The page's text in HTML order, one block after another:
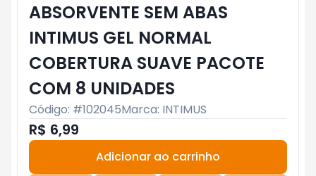
ABSORVENTE SEM ABAS
INTIMUS GEL NORMAL
COBERTURA SUAVE PACOTE
COM 8 UNIDADES
Código: #102045Marca: INTIMUS
R$ 6,99
Adicionar ao carrinho